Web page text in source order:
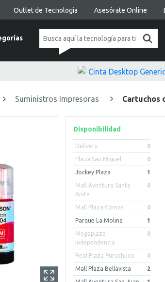
Outlet de Tecnología Asesórate Online
Suministros Impresoras Cartuchos
Disponibilidad
Delivery 0
Plaza San Miguel 0
Jockey Plaza 1
Mall Aventura Santa
Anita
0
Mall Plaza Comas 0
Parque La Molina 1
Megaplaza
Independencia
0
Real Plaza Puruchuco 0
Mall Plaza Bellavista 2